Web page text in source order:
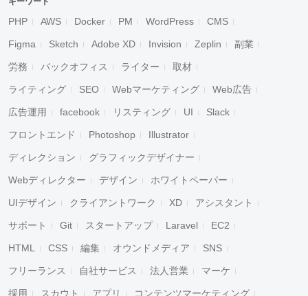
PHP AWS Docker PM WordPress CMS
Figma Sketch Adobe XD Invision Zeplin 副業
労務 バックオフィス ライター 取材
ライティング SEO Webマーケティング Web広告
広告運用 facebook リスティング UI Slack
フロントエンド Photoshop Illustrator
ディレクション グラフィックデザイナー
Webディレクター デザイン ホワイトペーパー
UIデザイン クライアントワーク XD アシスタント
サポート Git スタートアップ Laravel EC2
HTML CSS 編集 オウンドメディア SNS
フリーランス 自社サービス 法人営業 マーケ
採用 スカウト アプリ コンテンツマーケティング